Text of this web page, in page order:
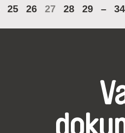
25 26 27 28 29 – 34